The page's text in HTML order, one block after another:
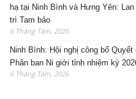
hạ tại Ninh Bình và Hưng Yên:
trì Tam bảo
6 Tháng Tám, 2026
Ninh Bình: Hội nghị công bố Quyết
Phân ban Ni giới tỉnh nhiệm kỳ
6 Tháng Tám, 2026